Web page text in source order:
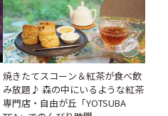
焼きたてスコーン＆紅茶が食べ飲
み放題♪ 森の中にいるような紅茶
専門店・自由が丘「YOTSUBA